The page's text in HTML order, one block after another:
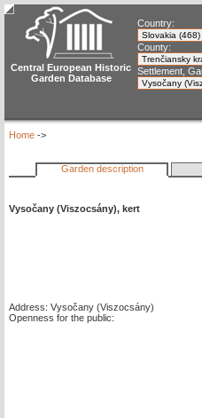
Central European Historic
Garden Database
Country:
County:
Settlement,
Home ->
Garden description
Vysočany (Viszocsány), kert
Address: Vysočany (Viszocsány)
Openness for the public: